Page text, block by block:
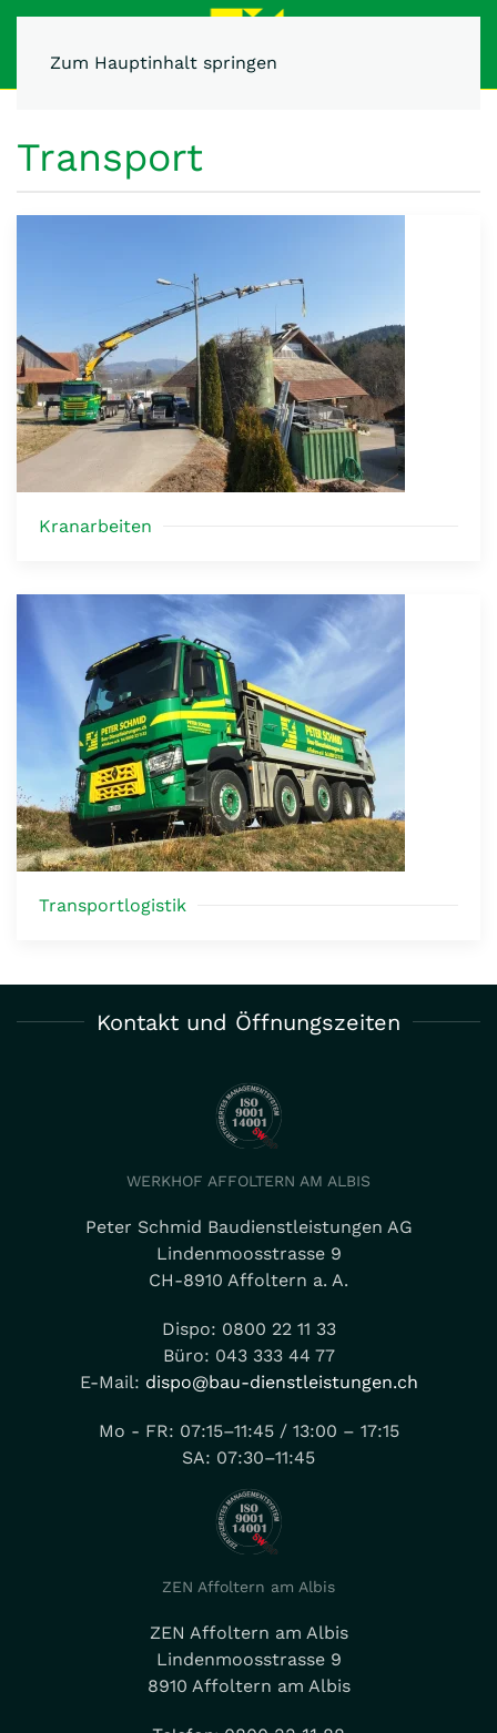
Zum Hauptinhalt springen
Transport
Kranarbeiten
Transportlogistik
Kontakt und Öffnungszeiten
WERKHOF AFFOLTERN AM ALBIS
Peter Schmid Baudienstleistungen AG
Lindenmoosstrasse 9
CH-8910 Affoltern a. A.
Dispo: 0800 22 11 33
Büro: 043 333 44 77
E-Mail: dispo@bau-dienstleistungen.ch
Mo - FR: 07:15–11:45 / 13:00 – 17:15
SA: 07:30–11:45
ZEN Affoltern am Albis
ZEN Affoltern am Albis
Lindenmoosstrasse 9
8910 Affoltern am Albis